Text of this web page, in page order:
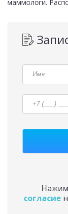
маммологи.
согласие